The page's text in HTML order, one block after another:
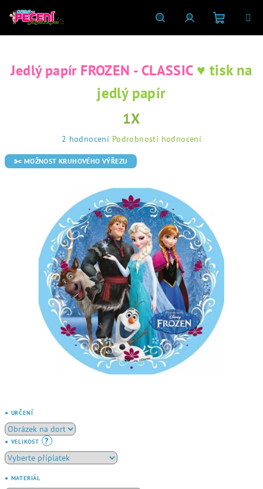
HledatPřihlášeníNákupní
košík
● URČENÍ
● VELIKOST ?
● MATERIÁL
Jedlý papír FROZEN - CLASSIC ♥ tisk na
jedlý papír
1X
produktu
2 hodnocení Podrobnosti hodnocení
✂️ MOŽNOST KRUHOVÉHO VÝŘEZU